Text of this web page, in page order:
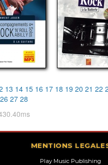
13 14 15 16 17 18 19 20 21 22
26 27 28
MENTIONS
Play Music Publishing